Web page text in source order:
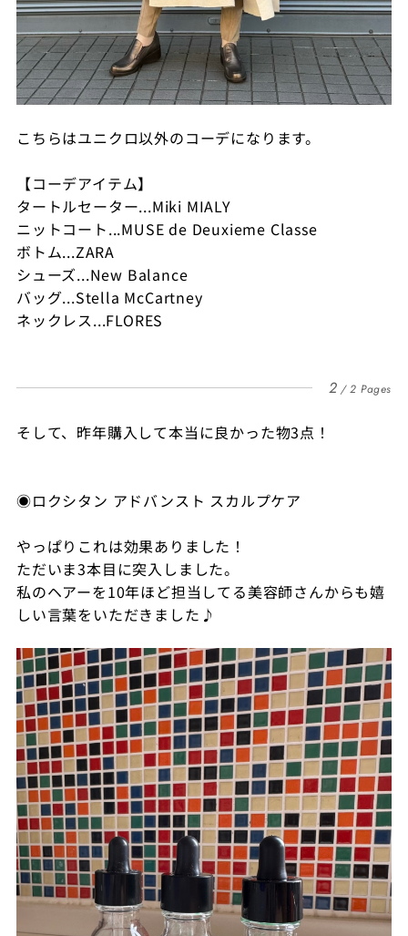
こちらはユニクロ以外のコーデになります。
【コーデアイテム】
タートルセーター...Miki MIALY
ニットコート...MUSE de Deuxieme Classe
ボトム...ZARA
シューズ...New Balance
バッグ...Stella McCartney
ネックレス...FLORES
2 2 Pages
そして、昨年購入して本当に良かった物3点！
◉ロクシタン アドバンスト スカルプケア
やっぱりこれは効果ありました！
ただいま3本目に突入しました。
私のヘアーを10年ほど担当してる美容師さんからも嬉
しい言葉をいただきました♪